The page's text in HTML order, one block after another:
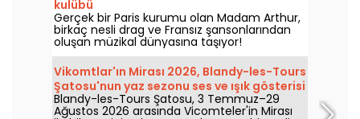
kulübü
Gerçek bir Paris kurumu olan Madam Arthur,
birkaç nesli drag ve Fransız şansonlarından
oluşan müzikal dünyasına taşıyor!
Vikomtlar'ın Mirası 2026, Blandy-les-Tours
Şatosu'nun yaz sezonu ses ve ışık gösterisi
Blandy-les-Tours Şatosu, 3 Temmuz–29
Ağustos 2026 arasında Vicomteler'in Mirası